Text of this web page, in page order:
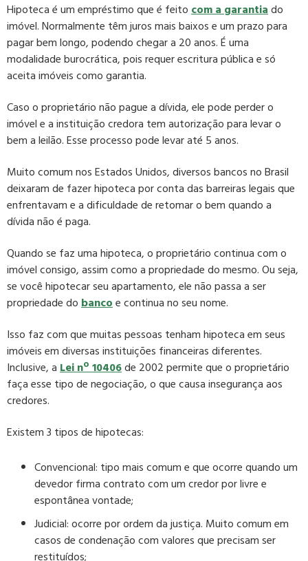
Hipoteca é um empréstimo que é feitocom a garantiado
imóvel. Normalmente têm juros mais baixos e um prazo para
pagar bem longo, podendo chegar a 20 anos. É uma
modalidade burocrática, pois requer escritura pública e só
aceita imóveis como garantia.
Caso o proprietário não pague a dívida, ele pode perder o
imóvel e a instituição credora tem autorização para levar o
bem a leilão. Esse processo pode levar até 5 anos.
Muito comum nos Estados Unidos, diversos bancos no Brasil
deixaram de fazer hipoteca por conta das barreiras legais que
enfrentavam e a dificuldade de retomar o bem quando a
dívida não é paga.
Quando se faz uma hipoteca, o proprietário continua com o
imóvel consigo, assim como a propriedade do mesmo. Ou seja,
se você hipotecar seu apartamento, ele não passa a ser
propriedade dobancoe continua no seu nome.
Isso faz com que muitas pessoas tenham hipoteca em seus
imóveis em diversas instituições financeiras diferentes.
Inclusive, aLei nº 10406de 2002 permite que o proprietário
faça esse tipo de negociação, o que causa insegurança aos
credores.
Existem 3 tipos de hipotecas:
Convencional: tipo mais comum e que ocorre quando um
devedor firma contrato com um credor por livre e
espontânea vontade;
Judicial:ocorre por ordem da justiça. Muito comum em
casos de condenação com valores que precisam ser
restituídos;